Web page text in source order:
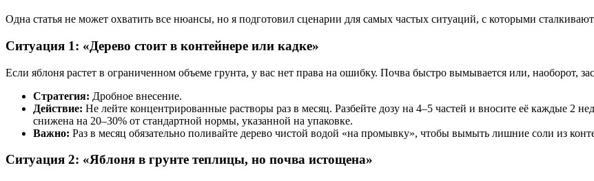
Одна статья не может охватить все нюансы, но я подготовил сценарии для самых частых ситуаций, с которыми
Ситуация 1: «Дерево стоит в контейнере или кадке»
Если яблоня растет в ограниченном объеме грунта, у вас нет права на ошибку. Почва быстро вымывается или, наоборот,
Стратегия: Дробное внесение.
Действие: Не лейте концентрированные растворы раз в месяц. Разбейте дозу на 4–5 частей и вносите её каждые 2
снижена на 20–30% от стандартной нормы, указанной на упаковке.
Важно: Раз в месяц обязательно поливайте дерево чистой водой «на промывку», чтобы вымыть лишние соли из
Ситуация 2: «Яблоня в грунте теплицы, но почва истощена»